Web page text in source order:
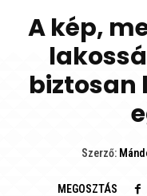
A kép,
Szerző:
MEGOSZTÁS